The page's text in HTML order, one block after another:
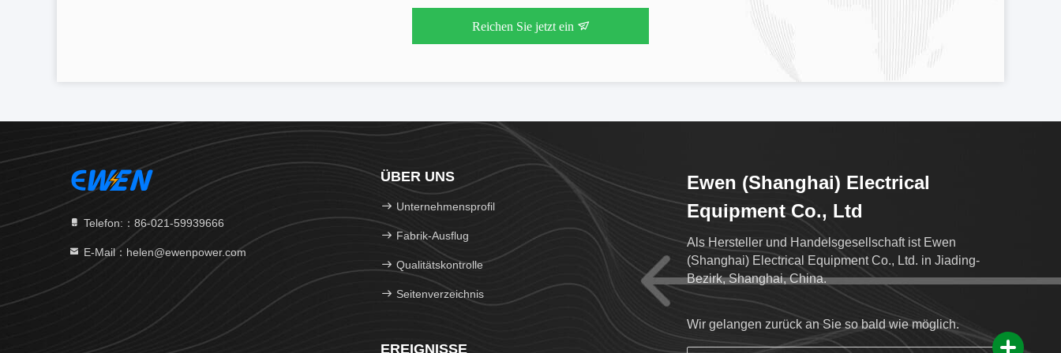
Reichen Sie jetzt ein
Telefon:：86-021-59939666
E-Mail：helen@ewenpower.com
ÜBER UNS
Unternehmensprofil
Fabrik-Ausflug
Qualitätskontrolle
Seitenverzeichnis
EREIGNISSE
Ewen (Shanghai) Electrical
Equipment Co., Ltd
Als Hersteller und Handelsgesellschaft ist Ewen
(Shanghai) Electrical Equipment Co., Ltd. in Jiading-
Bezirk, Shanghai, China.
Wir gelangen zurück an Sie so bald wie möglich.